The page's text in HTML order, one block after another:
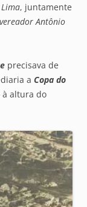
, juntamente
vereador Antônio
precisava de
a Copa do
à altura do